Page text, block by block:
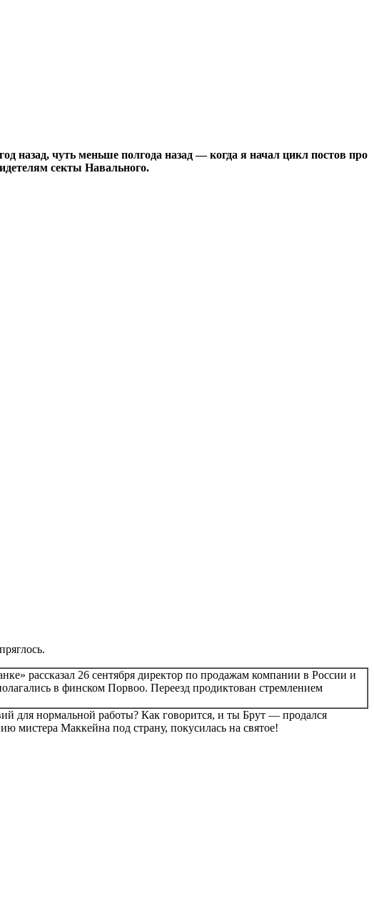
назад, чуть меньше полгода назад — когда я начал цикл постов про
секты Навального.
рассказал 26 сентября директор по продажам компании в России и
в финском Порвоо. Переезд продиктован стремлением
для нормальной работы? Как говорится, и ты Брут — продался
мистера Маккейна под страну, покусилась на святое!